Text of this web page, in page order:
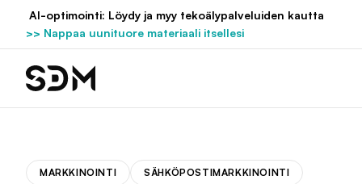
Hyppää
sisältöön
AI-optimointi: Löydy ja myy tekoälypalveluiden kautta
>> Nappaa uunituore materiaali itsellesi
MARKKINOINTI SÄHKÖPOSTIMARKKINOINTI